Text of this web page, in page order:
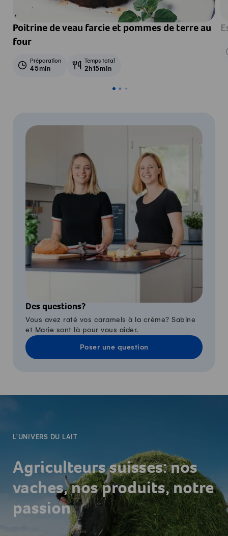
Poitrine de veau farcie et pommes de terre au
four
Préparation
45min
Temps total
2h15min
Des questions?
Vous avez raté vos caramels à la crème? Sabine
et Marie sont là pour vous aider.
Poser une question
L'UNIVERS DU LAIT
Agriculteurs suisses: nos
vaches, nos produits, notre
passion